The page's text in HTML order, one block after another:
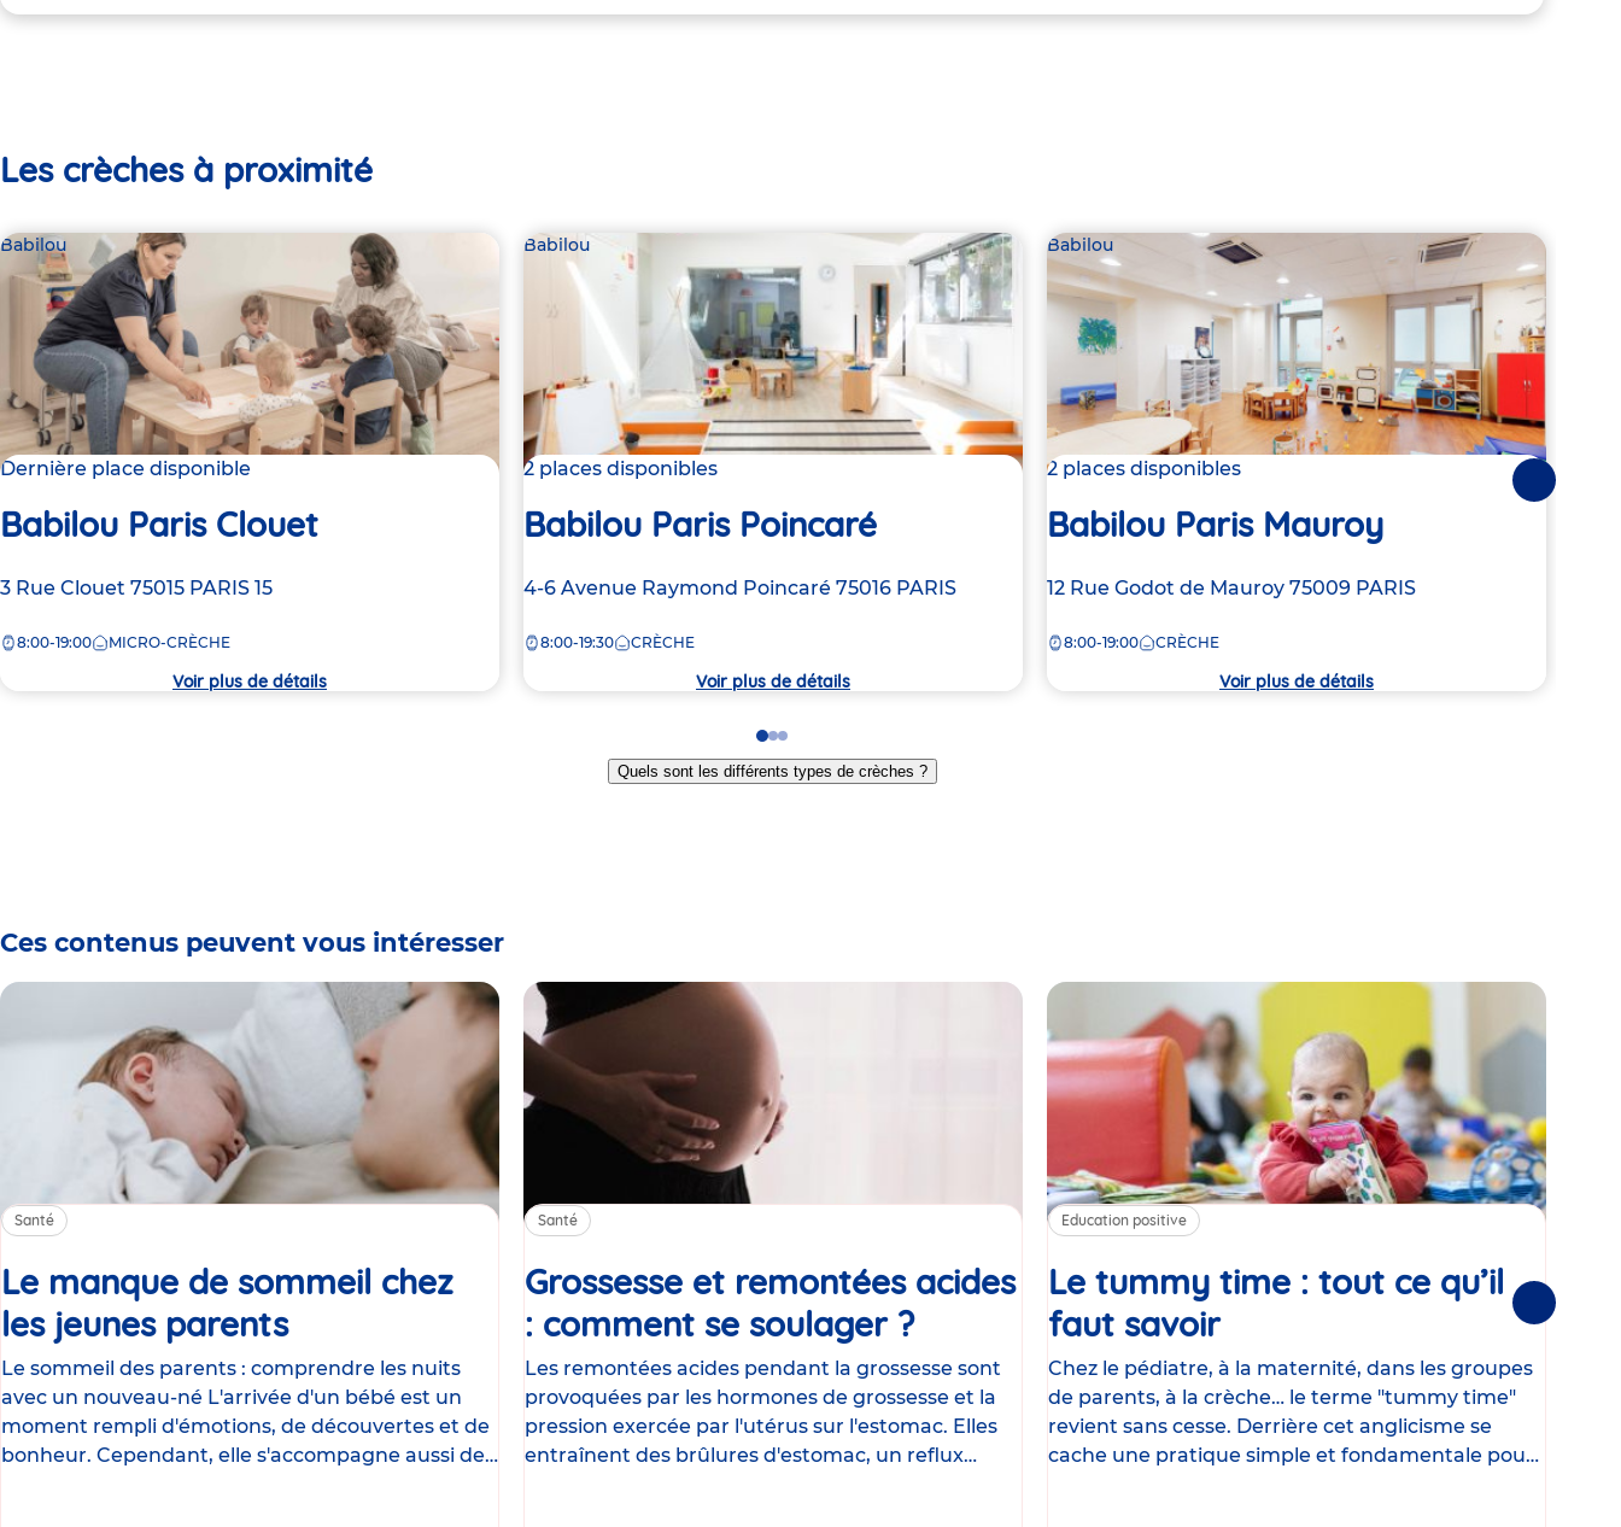
Les crèches à proximité
Babilou
Dernière place disponible
Babilou Paris Clouet
Adresse
la
3 Rue Clouet 75015 PARIS 15
8:00-19:00 MICRO-CRÈCHE
Voir plus de détails
Babilou
2 places disponibles
Babilou Paris Poincaré
Adresse
la
4-6 Avenue Raymond Poincaré 75016 PARIS
8:00-19:30 CRÈCHE
Voir plus de détails
Babilou
2 places disponibles
Babilou Paris Mauroy
Adresse
la
12 Rue Godot de Mauroy 75009 PARIS
8:00-19:00 CRÈCHE
Voir plus de détails
Suivantes
Go
to
slide
Go
to
slide
Go
to
slide
Quels sont les différents types de crèches ?
Ces contenus peuvent vous intéresser
Santé
Le manque de sommeil chez
les jeunes parentsArticle
Le sommeil des parents : comprendre les nuits
avec un nouveau-né L'arrivée d'un bébé est un
moment rempli d'émotions, de découvertes et de
bonheur. Cependant, elle s'accompagne aussi de
Santé
Grossesse et remontées acides
: comment se soulager ?Article
Les remontées acides pendant la grossesse sont
provoquées par les hormones de grossesse et la
pression exercée par l'utérus sur l'estomac. Elles
entraînent des brûlures d'estomac, un reflux
Education positive
Le tummy time : tout ce qu’il
faut savoirArticle
Chez le pédiatre, à la maternité, dans les groupes
de parents, à la crèche… le terme "tummy time"
revient sans cesse. Derrière cet anglicisme se
cache une pratique simple et fondamentale pour
Suivantes